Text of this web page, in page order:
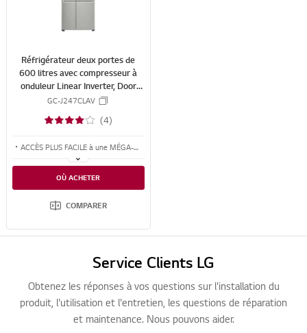
Réfrigérateur deux portes de
600 litres avec compresseur à
onduleur Linear Inverter, Door
Cooling+™ et LED tactile, ThinQ™
GC-J247CLAV
(4)
ACCÈS PLUS FACILE à une MÉGA-CAPACITÉ de 600 litres
Insertion et retrait faciles du réservoir d’eau
Technologie Moist Balance Crisper™
OÙ ACHETER
COMPARER
Service Clients LG
Obtenez les réponses à vos questions sur l'installation du
produit, l'utilisation et l'entretien, les questions de réparation
et maintenance. Nous pouvons aider.